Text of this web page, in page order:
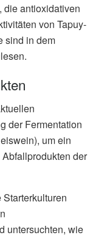
die antioxidativen
von Tapuy-
sind in dem
der Fermentation
um ein
der
untersuchten, wie